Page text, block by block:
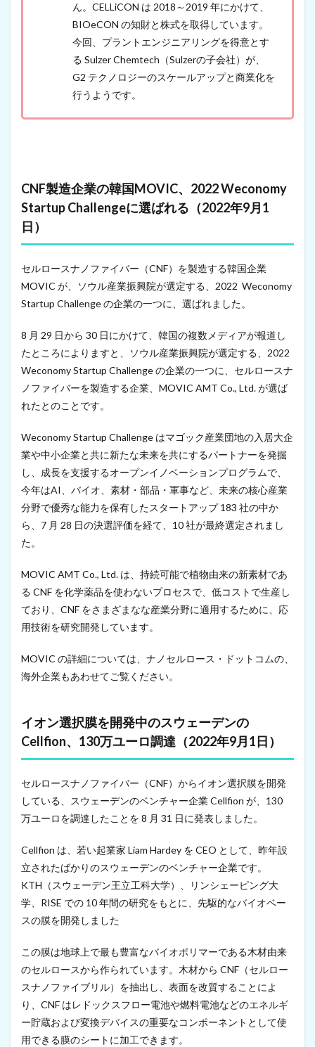
ん。CELLiCON は 2018～2019 年にかけて、
BIOeCON の知財と株式を取得しています。
今回、プラントエンジニアリングを得意とす
る Sulzer Chemtech（Sulzerの子会社）が、
G2 テクノロジーのスケールアップと商業化を
行うようです。
CNF製造企業の韓国MOVIC、2022 Weconomy
Startup Challengeに選ばれる（2022年9月1
日）
セルロースナノファイバー（CNF）を製造する韓国企業
MOVIC が、ソウル産業振興院が選定する、2022 Weconomy
Startup Challenge の企業の一つに、選ばれました。
8 月 29 日から 30 日にかけて、韓国の複数メディアが報道し
たところによりますと、ソウル産業振興院が選定する、2022
Weconomy Startup Challenge の企業の一つに、セルロースナ
ノファイバーを製造する企業、MOVIC AMT Co., Ltd. が選ば
れたとのことです。
Weconomy Startup Challenge はマゴック産業団地の入居大企
業や中小企業と共に新たな未来を共にするパートナーを発掘
し、成長を支援するオープンイノベーションプログラムで、
今年はAI、バイオ、素材・部品・軍事など、未来の核心産業
分野で優秀な能力を保有したスタートアップ 183 社の中か
ら、7 月 28 日の決選評価を経て、10 社が最終選定されまし
た。
MOVIC AMT Co., Ltd. は、持続可能で植物由来の新素材であ
る CNF を化学薬品を使わないプロセスで、低コストで生産し
ており、CNF をさまざまなな産業分野に適用するために、応
用技術を研究開発しています。
MOVIC の詳細については、ナノセルロース・ドットコムの、
海外企業もあわせてご覧ください。
イオン選択膜を開発中のスウェーデンの
Cellfion、130万ユーロ調達（2022年9月1日）
セルロースナノファイバー（CNF）からイオン選択膜を開発
している、スウェーデンのベンチャー企業 Cellfion が、130
万ユーロを調達したことを 8 月 31 日に発表しました。
Cellfion は、若い起業家 Liam Hardey を CEO として、昨年設
立されたばかりのスウェーデンのベンチャー企業です。
KTH（スウェーデン王立工科大学）、リンシェーピング大
学、RISE での 10 年間の研究をもとに、先駆的なバイオベー
スの膜を開発しました
この膜は地球上で最も豊富なバイオポリマーである木材由来
のセルロースから作られています。木材から CNF（セルロー
スナノファイブリル）を抽出し、表面を改質することによ
り、CNF はレドックスフロー電池や燃料電池などのエネルギ
ー貯蔵および変換デバイスの重要なコンポーネントとして使
用できる膜のシートに加工できます。